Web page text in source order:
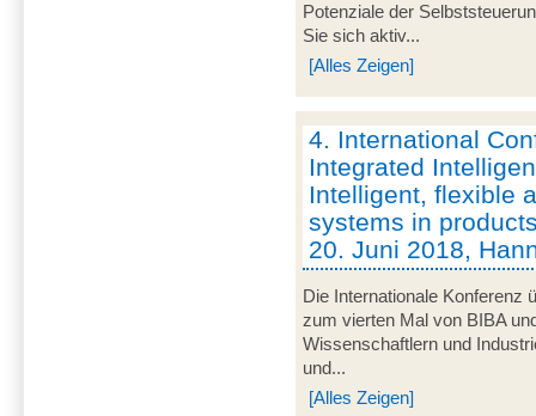
Potenziale der
Sie sich aktiv...
[Alles Zeigen]
4. International
Integrated
Intelligent, flexible
systems in
20. Juni 2018,
Die Internationale Konferenz
zum vierten Mal von BIBA
Wissenschaftlern und
und...
[Alles Zeigen]